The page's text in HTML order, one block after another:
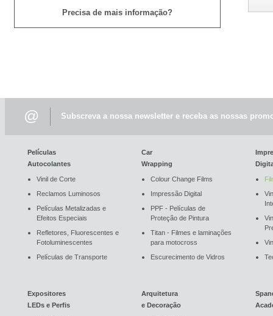
Precisa de mais informação?
@ Subscreva a nossa newsletter e receba as nossas
Películas
Autocolantes
Vinil de Corte
Reclamos Luminosos
Películas Metalizadas e
Efeitos Especiais
Refletores, Fluorescentes e
Fotoluminescentes
Películas de Transporte
Car
Wrapping
Colour Change Films
Impressão Digital
PPF - Películas de
Proteção de Pintura
Titan - Filmes e laminações
para motocross
Escurecimento de Vidros
Expositores
LEDs e Perfis
Arquitetura
e Decoração